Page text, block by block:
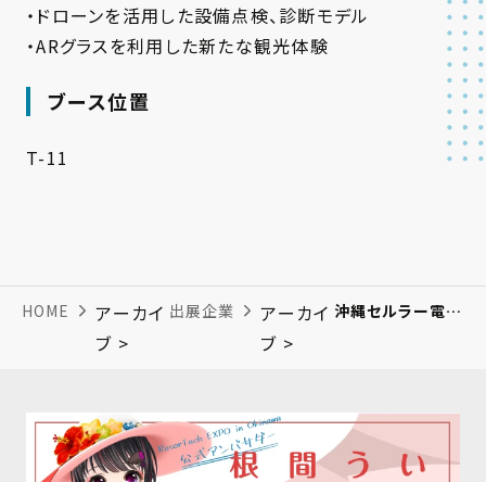
・ドローンを活用した設備点検、診断モデル
・ARグラスを利用した新たな観光体験
ブース位置
T-11
HOME
アーカイ
ブ >
出展企業
アーカイ
ブ >
沖縄セルラー電話株式会社